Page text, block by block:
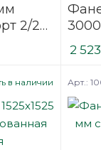
2/2
2 523
в наличии Арт.: